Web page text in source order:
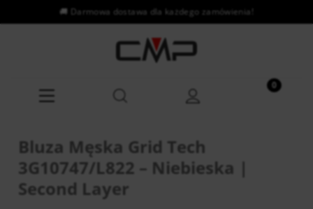
Bluza Męska Grid Tech
3G10747/L822 – Niebieska |
Second Layer